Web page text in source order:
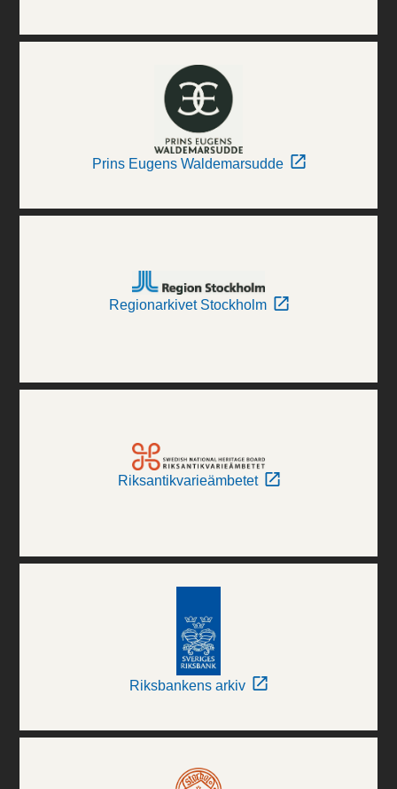
Prins Eugens Waldemarsudde
Regionarkivet Stockholm
Riksantikvarieämbetet
Riksbankens arkiv